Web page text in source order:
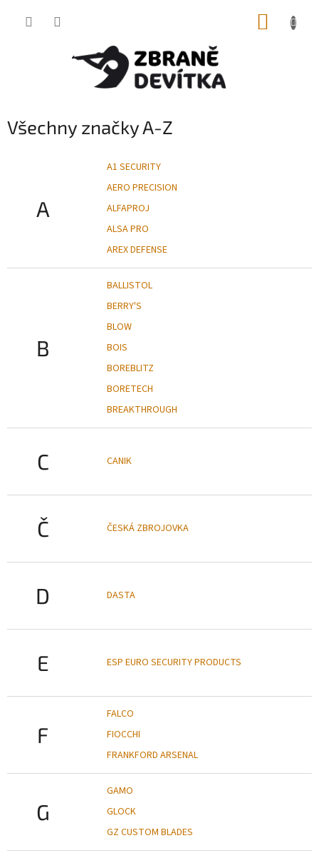
Všechny značky A-Z
A
A1 SECURITY
AERO PRECISION
ALFAPROJ
ALSA PRO
AREX DEFENSE
B
BALLISTOL
BERRY'S
BLOW
BOIS
BOREBLITZ
BORETECH
BREAKTHROUGH
C CANIK
Č ČESKÁ ZBROJOVKA
D DASTA
E ESP EURO SECURITY PRODUCTS
F
FALCO
FIOCCHI
FRANKFORD ARSENAL
G
GAMO
GLOCK
GZ CUSTOM BLADES